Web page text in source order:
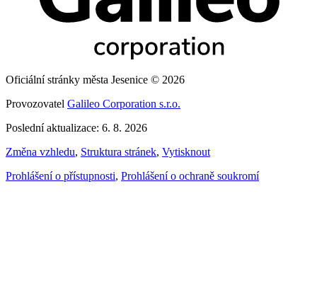
Oficiální stránky města Jesenice © 2026
Provozovatel Galileo Corporation s.r.o.
Poslední aktualizace: 6. 8. 2026
Změna vzhledu, Struktura stránek, Vytisknout
Prohlášení o přístupnosti, Prohlášení o ochraně soukromí